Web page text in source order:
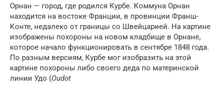
Орнан — город, где родился Курбе. Коммуна Орнан
находится на востоке Франции, в провинции Франш-
Конте, недалеко от границы со Швейцарией. На картине
изображены похороны на новом кладбище в Орнане,
которое начало функционировать в сентябре 1848 года.
По разным версиям, Курбе мог изобразить на этой
картине похороны либо своего деда по материнской
линии Удо (Oudot